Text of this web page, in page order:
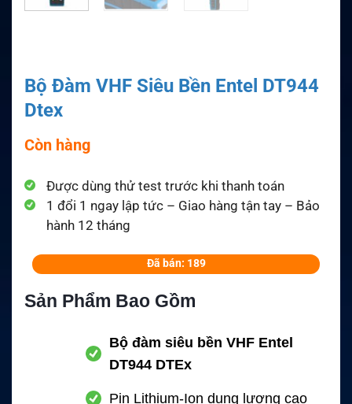
Bộ Đàm VHF Siêu Bền Entel DT944
Dtex
Còn hàng
Được dùng thử test trước khi thanh toán
1 đổi 1 ngay lập tức – Giao hàng tận tay – Bảo
hành 12 tháng
Đã bán: 189
Sản Phẩm Bao Gồm
Bộ đàm siêu bền VHF Entel
DT944 DTEx
Pin Lithium-Ion dung lượng cao